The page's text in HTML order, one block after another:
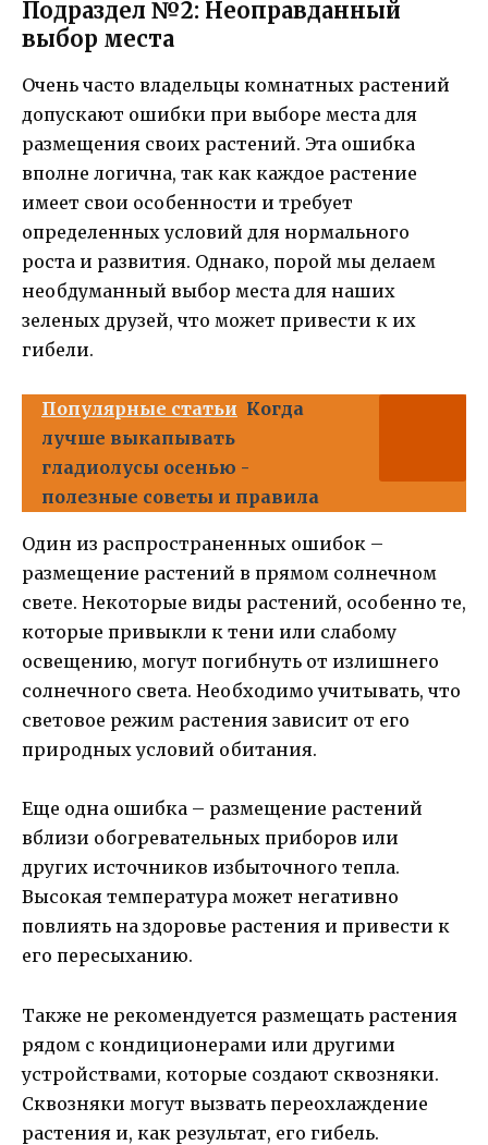
Подраздел №2: Неоправданный
выбор места
Очень часто владельцы комнатных растений
допускают ошибки при выборе места для
размещения своих растений. Эта ошибка
вполне логична, так как каждое растение
имеет свои особенности и требует
определенных условий для нормального
роста и развития. Однако, порой мы делаем
необдуманный выбор места для наших
зеленых друзей, что может привести к их
гибели.
Популярные статьи Когда
лучше выкапывать
гладиолусы осенью -
полезные советы и правила
Один из распространенных ошибок –
размещение растений в прямом солнечном
свете. Некоторые виды растений, особенно те,
которые привыкли к тени или слабому
освещению, могут погибнуть от излишнего
солнечного света. Необходимо учитывать, что
световое режим растения зависит от его
природных условий обитания.
Еще одна ошибка – размещение растений
вблизи обогревательных приборов или
других источников избыточного тепла.
Высокая температура может негативно
повлиять на здоровье растения и привести к
его пересыханию.
Также не рекомендуется размещать растения
рядом с кондиционерами или другими
устройствами, которые создают сквозняки.
Сквозняки могут вызвать переохлаждение
растения и, как результат, его гибель.